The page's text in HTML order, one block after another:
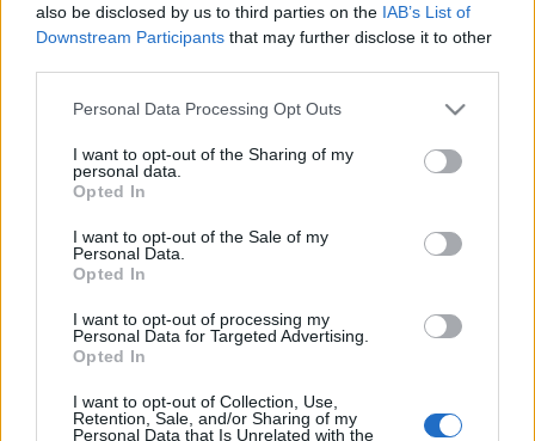
also be disclosed by us to third parties on the IAB’s List of
Downstream Participants that may further disclose it to other
Please note that this website/app uses one or more Google
not limited to your visit or usage behaviour. You may click to
grant or deny consent to Google and its third-party tags to
use your data for below specified purposes in below Google
consent section.
Personal Data Processing Opt Outs
I want to opt-out of the Sharing of my
personal data.
Opted In
I want to opt-out of the Sale of my
Personal Data.
Opted In
I want to opt-out of processing my
Personal Data for Targeted Advertising.
Opted In
I want to opt-out of Collection, Use,
Retention, Sale, and/or Sharing of my
Personal Data that Is Unrelated with the
Érdi Tamás másodszor mutatkozik be a brit közönség előtt,
2005-ben adott koncertje nagy sikert aratott a Leighton
House Múzeumban.
Érdi tizenöt éves volt, amikor Vásáry vezényletével
eljátszotta Mozart A-dúr zongoraversenyét. Azóta többször
hallhatta őket a közönség együtt muzsikálni.
MEGOSZTÁS